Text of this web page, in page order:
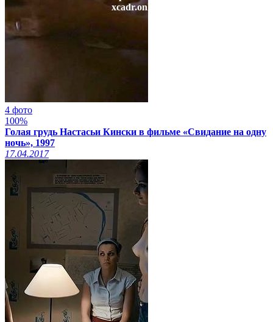
xcadr.online
4 фото
100%
Голая грудь Настасьи Кински в фильме «Свидание на одну
ночь», 1997
17.04.2017